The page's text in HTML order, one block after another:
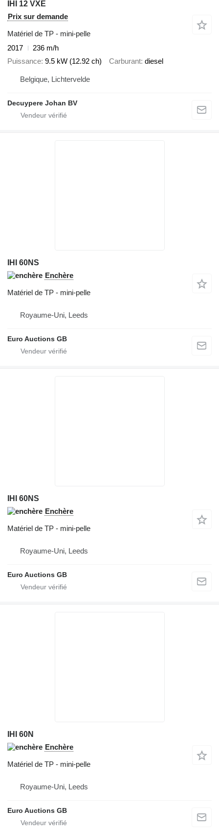
IHI 12 VXE
Prix sur demande
Matériel de TP - mini-pelle
2017
236 m/h
Puissance 9.5 kW (12.92 ch) Carburant diesel
Belgique, Lichtervelde
Decuypere Johan BV
IHI 60NS
Enchère
Matériel de TP - mini-pelle
Royaume-Uni, Leeds
Euro Auctions GB
IHI 60NS
Enchère
Matériel de TP - mini-pelle
Royaume-Uni, Leeds
Euro Auctions GB
IHI 60N
Enchère
Matériel de TP - mini-pelle
Royaume-Uni, Leeds
Euro Auctions GB